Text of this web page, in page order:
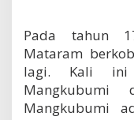
Pada tahun
Mataram
lagi. Kali ini
Mangkubumi
Mangkubumi